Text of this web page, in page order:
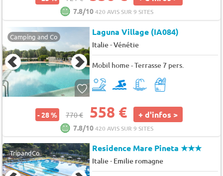
7.8/10420 AVIS SUR 9 SITES
Camping and Co Laguna Village (IA084)
Italie-Vénétie
Mobil home - Terrasse 7 pers.
- 28 % 770 € 558 € + d'infos >
7.8/10420 AVIS SUR 9 SITES
TripandCo Residence Mare Pineta★★★
Italie- Emilie romagne